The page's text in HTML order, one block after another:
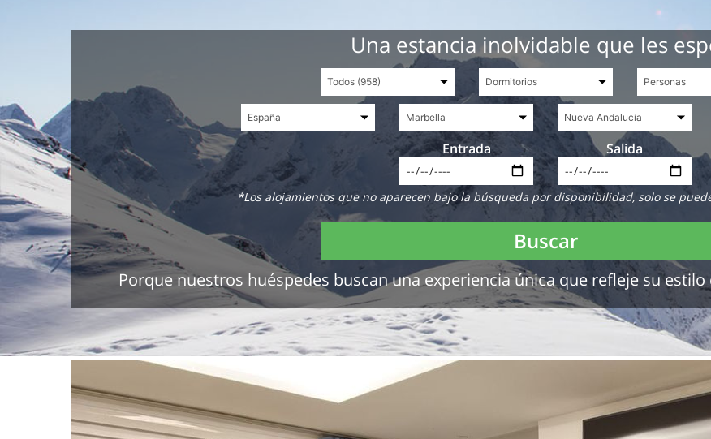
Una estancia inolvidable que les
Entrada Salida
*Los alojamientos que no aparecen bajo la búsqueda por disponibilidad, solo se
Buscar
Porque nuestros huéspedes buscan una experiencia única que refleje su